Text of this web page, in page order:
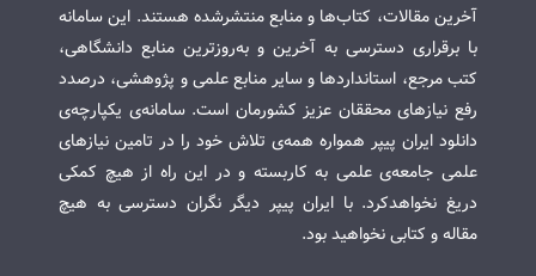
آخرین مقالات، کتاب‌ها و منابع منتشرشده هستند. این سامانه
با برقراری دسترسی به آخرین و به‌روزترین منابع دانشگاهی،
کتب مرجع، استانداردها و سایر منابع علمی و پژوهشی، درصدد
رفع نیازهای محققان عزیز کشورمان است. سامانه‌ی یکپارچه‌ی
دانلود ایران پیپر همواره همه‌ی تلاش خود را در تامین نیازهای
علمی جامعه‌ی علمی به کاربسته و در این راه از هیچ کمکی
دریغ نخواهدکرد. با ایران پیپر دیگر نگران دسترسی به هیچ
مقاله و کتابی نخواهید بود.